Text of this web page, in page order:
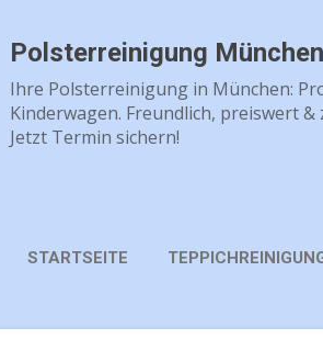
Polsterreinigung
Ihre Polsterreinigung in München:
Kinderwagen. Freundlich, preiswert
Jetzt Termin sichern!
STARTSEITE